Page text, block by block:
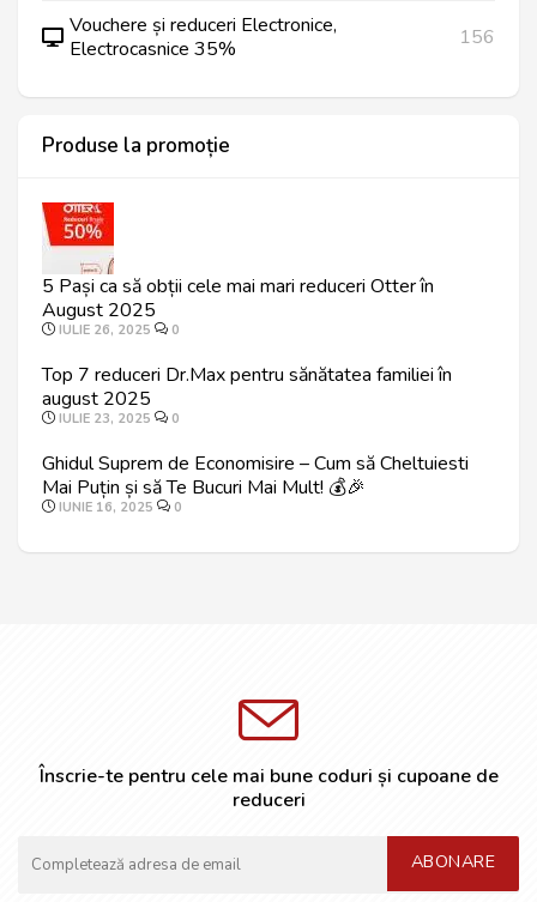
Vouchere și reduceri Electronice,
Electrocasnice 35%
156
Produse la promoție
5 Pași ca să obții cele mai mari reduceri Otter în
August 2025
IULIE 26, 2025 0
Top 7 reduceri Dr.Max pentru sănătatea familiei în
august 2025
IULIE 23, 2025 0
Ghidul Suprem de Economisire – Cum să Cheltuiesti
Mai Puțin și să Te Bucuri Mai Mult! 💰🎉
IUNIE 16, 2025 0
Înscrie-te pentru cele mai bune coduri și cupoane de
reduceri
ABONARE